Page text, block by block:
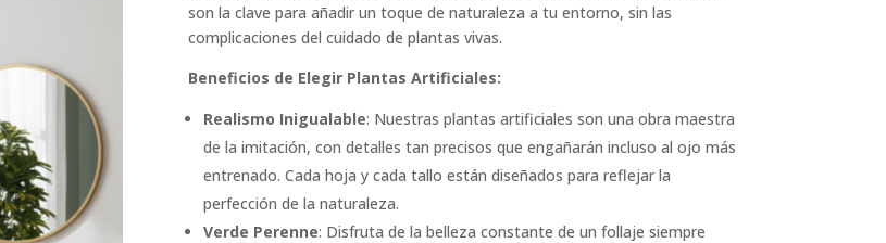
son la clave para añadir un toque de naturaleza a tu entorno, sin las
complicaciones del cuidado de plantas vivas.
Beneficios de Elegir Plantas Artificiales:
Realismo Inigualable: Nuestras plantas artificiales son una obra maestra
de la imitación, con detalles tan precisos que engañarán incluso al ojo más
entrenado. Cada hoja y cada tallo están diseñados para reflejar la
perfección de la naturaleza.
Verde Perenne: Disfruta de la belleza constante de un follaje siempre